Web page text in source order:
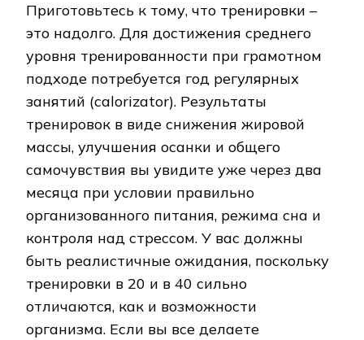
Приготовьтесь к тому, что тренировки –
это надолго. Для достижения среднего
уровня тренированности при грамотном
подходе потребуется год регулярных
занятий (calorizator). Результаты
тренировок в виде снижения жировой
массы, улучшения осанки и общего
самочувствия вы увидите уже через два
месяца при условии правильно
организованного питания, режима сна и
контроля над стрессом. У вас должны
быть реалистичные ожидания, поскольку
тренировки в 20 и в 40 сильно
отличаются, как и возможности
организма. Если вы все делаете